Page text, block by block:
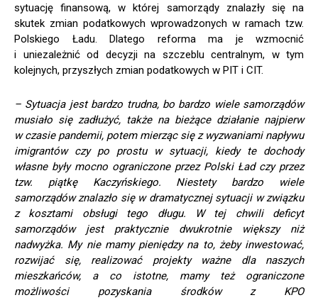
sytuację finansową, w której samorządy znalazły się na
skutek zmian podatkowych wprowadzonych w ramach tzw.
Polskiego Ładu. Dlatego reforma ma je wzmocnić
i uniezależnić od decyzji na szczeblu centralnym, w tym
kolejnych, przyszłych zmian podatkowych w PIT i CIT.
– Sytuacja jest bardzo trudna, bo bardzo wiele samorządów
musiało się zadłużyć, także na bieżące działanie najpierw
w czasie pandemii, potem mierząc się z wyzwaniami napływu
imigrantów czy po prostu w sytuacji, kiedy te dochody
własne były mocno ograniczone przez Polski Ład czy przez
tzw. piątkę Kaczyńskiego. Niestety bardzo wiele
samorządów znalazło się w dramatycznej sytuacji w związku
z kosztami obsługi tego długu. W tej chwili deficyt
samorządów jest praktycznie dwukrotnie większy niż
nadwyżka. My nie mamy pieniędzy na to, żeby inwestować,
rozwijać się, realizować projekty ważne dla naszych
mieszkańców, a co istotne, mamy też ograniczone
możliwości pozyskania środków z KPO